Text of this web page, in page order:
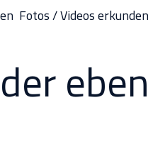
Fotos / Videos erkunden